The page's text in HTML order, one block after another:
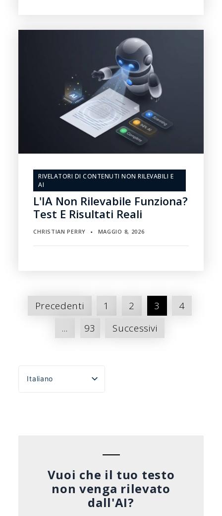
RIVELATORI DI CONTENUTI NON RILEVABILI E
AI
L'IA Non Rilevabile Funziona?
Test E Risultati Reali
CHRISTIAN PERRY ▪ MAGGIO 8, 2026
Paginazione
Precedenti 1 2 3
4
...
93 Successivi
Italiano
English
Vuoi che il tuo testo
non venga rilevato
dall'AI?